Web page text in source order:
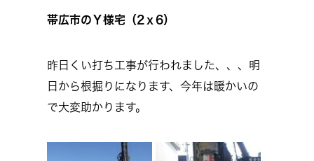
帯広市のＹ様宅（2ｘ6）
昨日くい打ち工事が行われました、、、明
日から根掘りになります、今年は暖かいの
で大変助かります。